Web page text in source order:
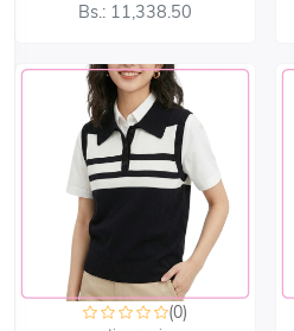
Bs.: 11,338.50
(0)